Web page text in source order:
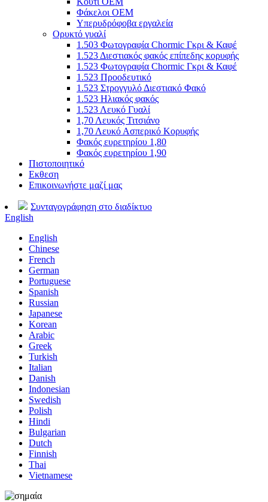
Φάκελοι OEM
Υπερυδρόφοβα εργαλεία
Ορυκτό γυαλί
1.503 Φωτογραφία Chormic Γκρι & Καφέ
1.523 Διεστιακός φακός επίπεδης κορυφής
1.523 Φωτογραφία Chormic Γκρι & Καφέ
1.523 Προοδευτικό
1.523 Στρογγυλό Διεστιακό Φακό
1.523 Ηλιακός φακός
1.523 Λευκό Γυαλί
1,70 Λευκός Τιτσιάνο
1,70 Λευκό Ασπερικό Κορυφής
Φακός ευρετηρίου 1,80
Φακός ευρετηρίου 1,90
Πιστοποιητικό
Εκθεση
Επικοινωνήστε μαζί μας
Συνταγογράφηση στο διαδίκτυο
English
English
Chinese
French
German
Portuguese
Spanish
Russian
Japanese
Korean
Arabic
Greek
Turkish
Italian
Danish
Indonesian
Swedish
Polish
Hindi
Bulgarian
Dutch
Finnish
Thai
Vietnamese